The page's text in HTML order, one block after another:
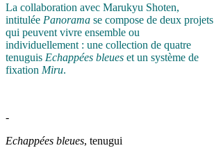
La collaboration avec Marukyu Shoten,
intitulée Panorama se compose de deux projets
qui peuvent vivre ensemble ou
individuellement : une collection de quatre
tenuguis Echappées bleues et un système de
fixation Miru.
-
Echappées bleues, tenugui